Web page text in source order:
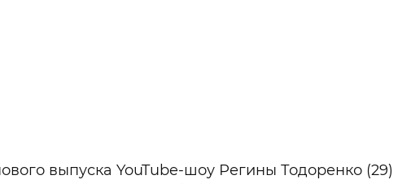
выпуска YouTube-шоу Регины Тодоренко (29)